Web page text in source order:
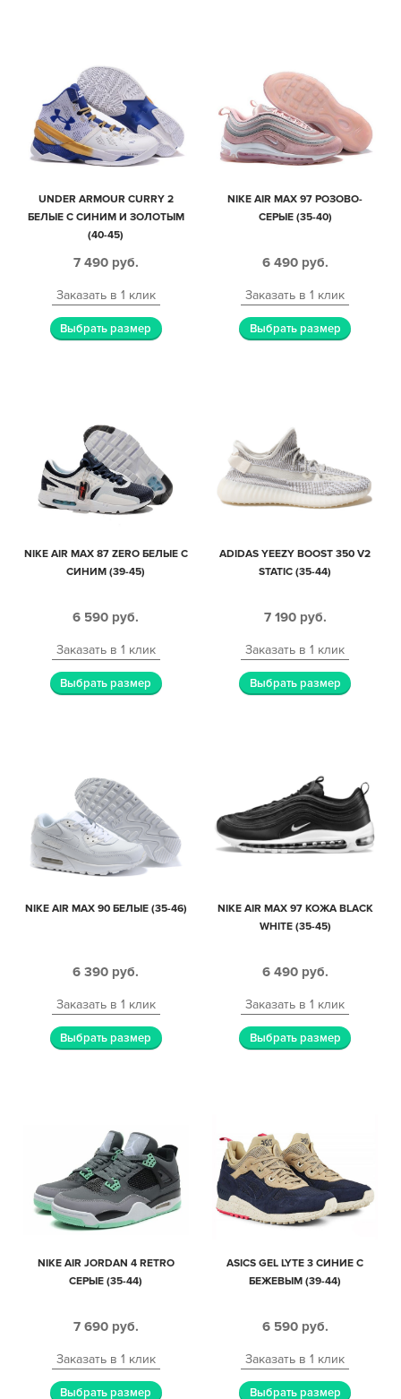
UNDER ARMOUR CURRY 2
БЕЛЫЕ С СИНИМ И ЗОЛОТЫМ
(40-45)
7 490 руб.
Заказать в 1 клик
Выбрать размер
NIKE AIR MAX 97 РОЗОВО-
СЕРЫЕ (35-40)
6 490 руб.
Заказать в 1 клик
Выбрать размер
NIKE AIR MAX 87 ZERO БЕЛЫЕ С
СИНИМ (39-45)
6 590 руб.
Заказать в 1 клик
Выбрать размер
ADIDAS YEEZY BOOST 350 V2
STATIC (35-44)
7 190 руб.
Заказать в 1 клик
Выбрать размер
NIKE AIR MAX 90 БЕЛЫЕ (35-46)
6 390 руб.
Заказать в 1 клик
Выбрать размер
NIKE AIR MAX 97 КОЖА BLACK
WHITE (35-45)
6 490 руб.
Заказать в 1 клик
Выбрать размер
NIKE AIR JORDAN 4 RETRO
СЕРЫЕ (35-44)
7 690 руб.
Заказать в 1 клик
Выбрать размер
ASICS GEL LYTE 3 СИНИЕ С
БЕЖЕВЫМ (39-44)
6 590 руб.
Заказать в 1 клик
Выбрать размер